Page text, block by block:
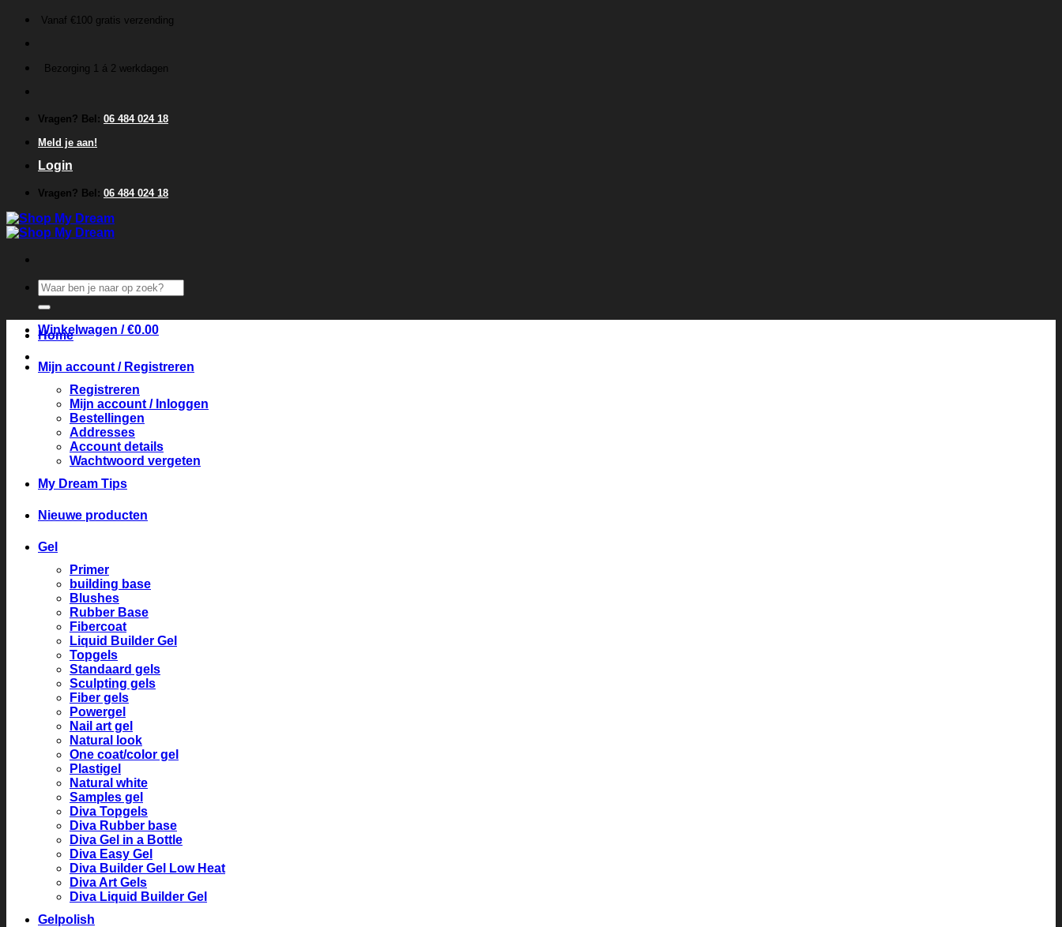
inhoud
Vanaf €100 gratis verzending
Bezorging 1 á 2 werkdagen
Vragen? Bel: 06 484 024 18
Meld je aan!
Login
Vragen? Bel: 06 484 024 18
Zoeken
naar:
Winkelwagen /€0.00
Home
Mijn account / Registreren
Registreren
Mijn account / Inloggen
Bestellingen
Addresses
Account details
Wachtwoord vergeten
My Dream Tips
Nieuwe producten
Gel
Primer
building base
Blushes
Rubber Base
Fibercoat
Liquid Builder Gel
Topgels
Standaard gels
Sculpting gels
Fiber gels
Powergel
Nail art gel
Natural look
One coat/color gel
Plastigel
Natural white
Samples gel
Diva Topgels
Diva Rubber base
Diva Gel in a Bottle
Diva Easy Gel
Diva Builder Gel Low Heat
Diva Art Gels
Diva Liquid Builder Gel
Gelpolish